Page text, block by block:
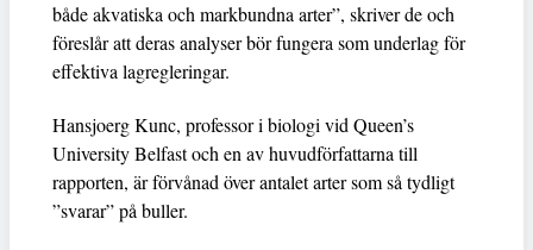
både akvatiska och markbundna arter”, skriver de och
föreslår att deras analyser bör fungera som underlag för
effektiva lagregleringar.
Hansjoerg Kunc, professor i biologi vid Queen’s
University Belfast och en av huvudförfattarna till
rapporten, är förvånad över antalet arter som så tydligt
”svarar” på buller.